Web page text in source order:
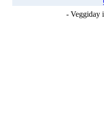
- Veggiday